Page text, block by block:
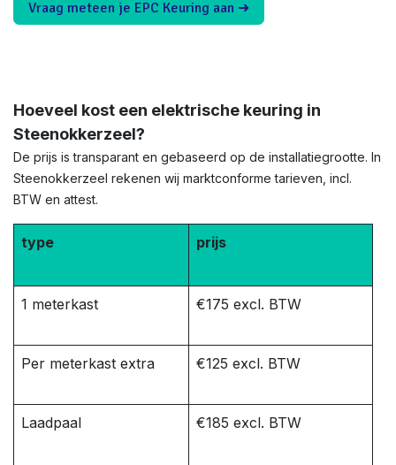
Vraag meteen je EPC Keuring aan ➜
Hoeveel kost een elektrische keuring in
Steenokkerzeel?
De prijs is transparant en gebaseerd op de installatiegrootte. In
Steenokkerzeel rekenen wij marktconforme tarieven, incl.
BTW en attest.
type prijs
1 meterkast €175 excl. BTW
Per meterkast extra €125 excl. BTW
Laadpaal €185 excl. BTW